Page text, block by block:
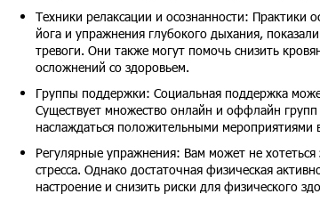
Техники релаксации и осознанности: Практики
йога и упражнения глубокого дыхания,
тревоги. Они также могут помочь снизить
осложнений со здоровьем.
Группы поддержки: Социальная поддержка
Существует множество онлайн и оффлайн
наслаждаться положительными мероприятиями
Регулярные упражнения: Вам может не
стресса. Однако достаточная физическая
настроение и снизить риски для физического